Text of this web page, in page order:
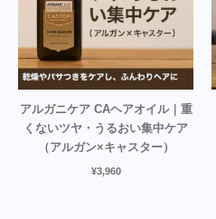
アルガニケア CAヘアオイル｜重
くないツヤ・うるおい集中ケア
（アルガン×キャスター）
¥3,960